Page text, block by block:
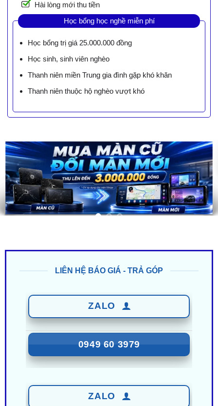
Hài lòng mới thu tiền
Học bổng học nghề miễn phí
Học bổng trị giá 25.000.000 đồng
Học sinh, sinh viên nghèo
Thanh niên miền Trung gia đình gặp khó khăn
Thanh niên thuộc hộ nghèo vượt khó
0949 60 3979